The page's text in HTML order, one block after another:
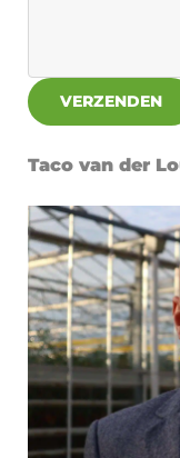
Taco van der